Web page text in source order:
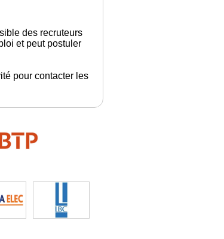
des recruteurs
et peut postuler
pour contacter les